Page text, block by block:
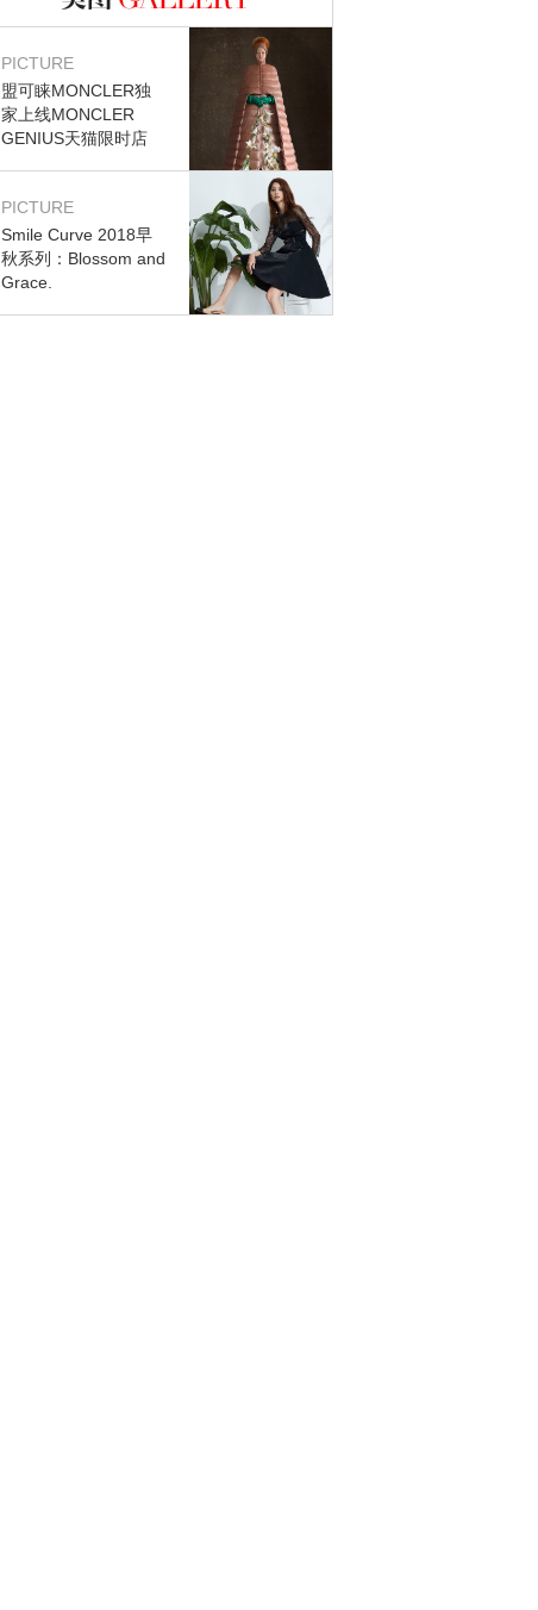
图库
PICTURE
盟可睐MONCLER独
家上线MONCLER
GENIUS天猫限时店
PICTURE
Smile Curve 2018早
秋系列：Blossom and
Grace.